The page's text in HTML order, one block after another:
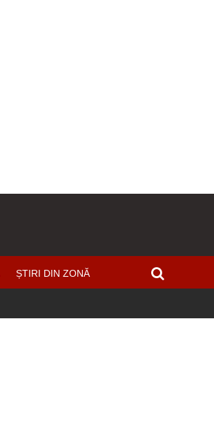
ȘTIRI DIN ZONĂ